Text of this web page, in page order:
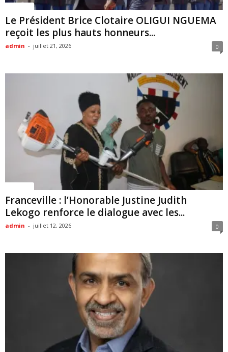
Le Président Brice Clotaire OLIGUI NGUEMA
reçoit les plus hauts honneurs...
admin - juillet 21, 2026 0
Franceville : l’Honorable Justine Judith
Lekogo renforce le dialogue avec les...
admin - juillet 12, 2026 0